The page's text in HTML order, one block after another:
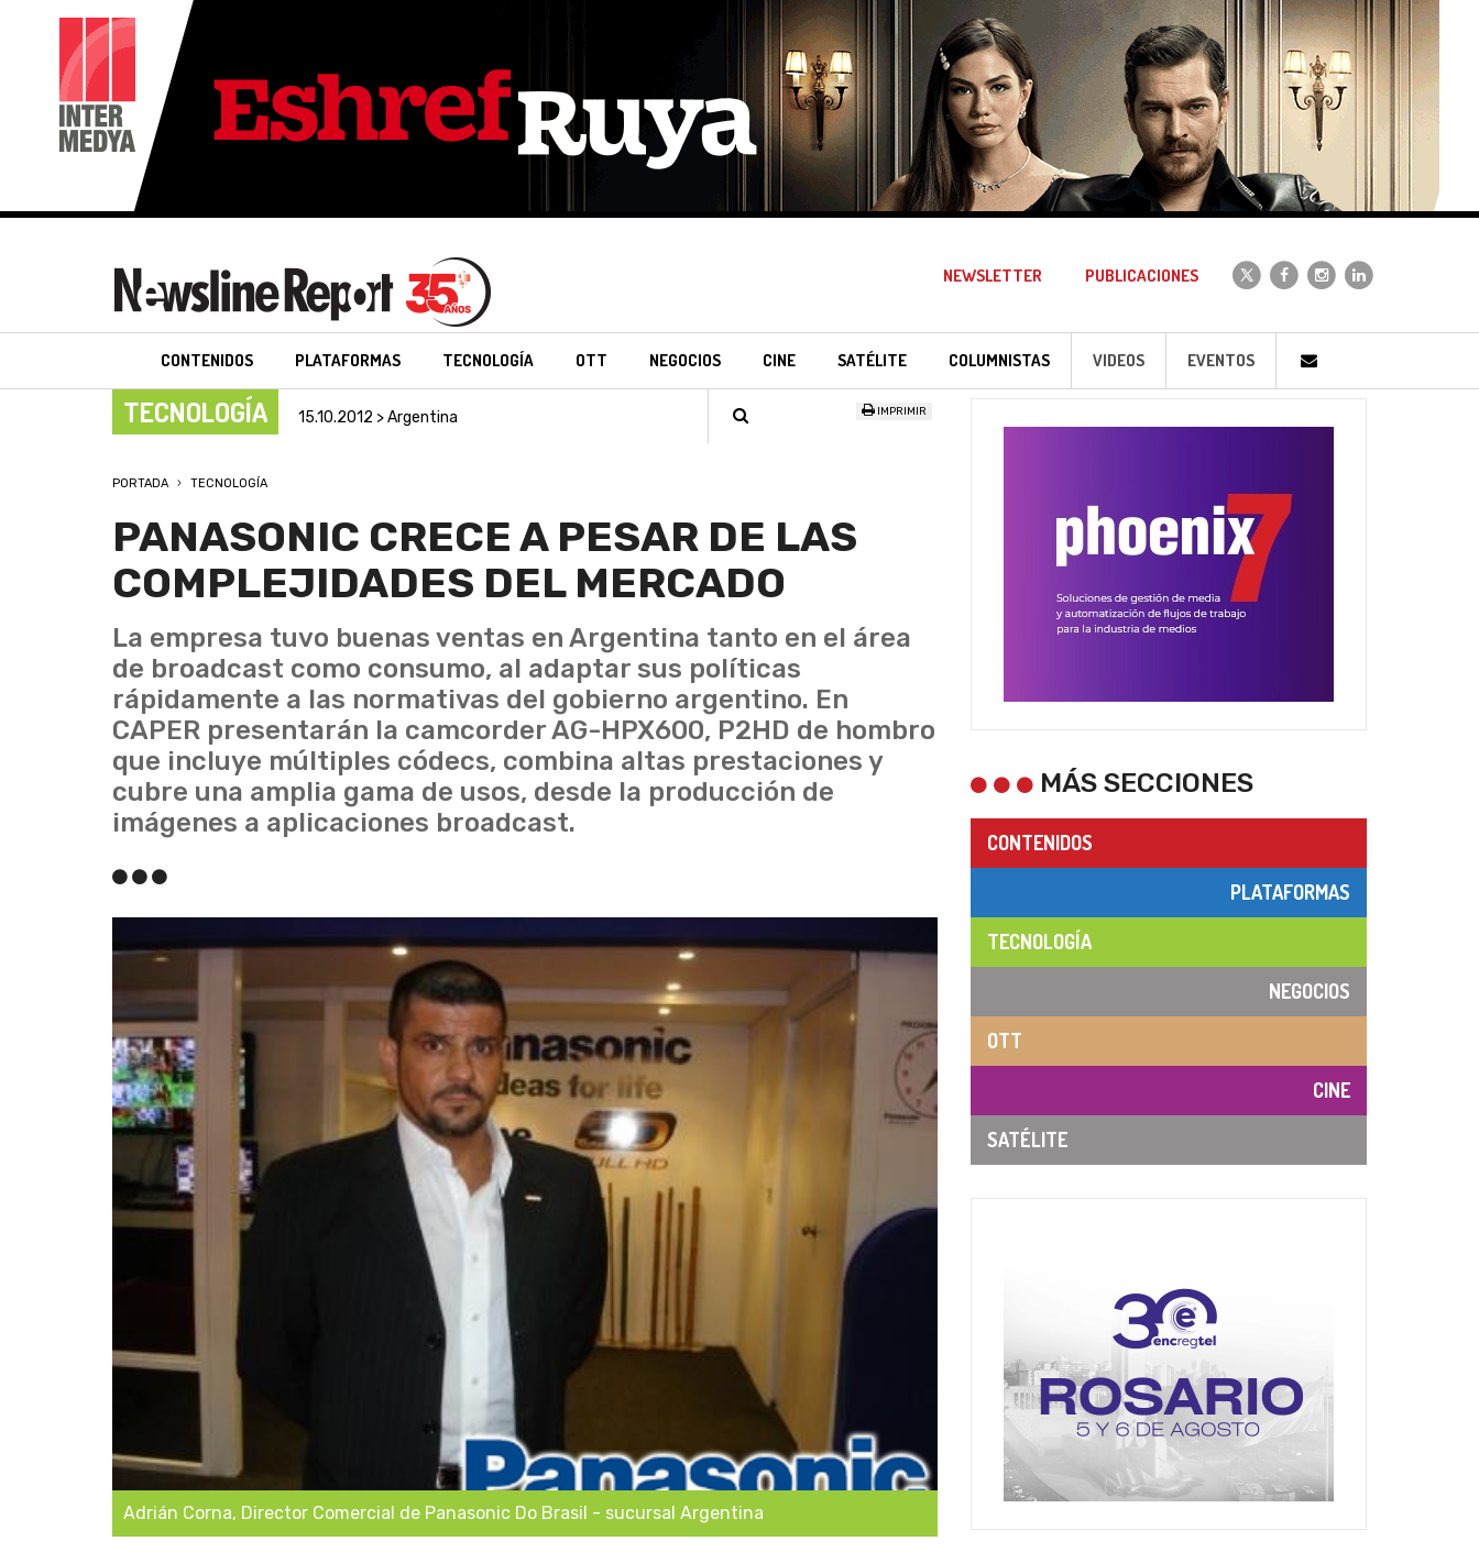
NEWSLETTER PUBLICACIONES
CONTENIDOS PLATAFORMAS TECNOLOGÍA OTT NEGOCIOS CINE SATÉLITE COLUMNISTAS VIDEOS EVENTOS
TECNOLOGÍA 15.10.2012 > Argentina IMPRIMIR
PORTADA TECNOLOGÍA
PANASONIC CRECE A PESAR DE LAS
COMPLEJIDADES DEL MERCADO
La empresa tuvo buenas ventas en Argentina tanto en el área
de broadcast como consumo, al adaptar sus políticas
rápidamente a las normativas del gobierno argentino. En
CAPER presentarán la camcorder AG-HPX600, P2HD de hombro
que incluye múltiples códecs, combina altas prestaciones y
cubre una amplia gama de usos, desde la producción de
imágenes a aplicaciones broadcast.
Adrián Corna, Director Comercial de Panasonic Do Brasil - sucursal Argentina
MÁS SECCIONES
CONTENIDOS
PLATAFORMAS
TECNOLOGÍA
NEGOCIOS
OTT
CINE
SATÉLITE